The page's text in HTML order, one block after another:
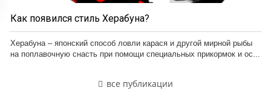
Как появился стиль Херабуна?
Херабуна – японский способ ловли карася и другой мирной рыбы
на поплавочную снасть при помощи специальных прикормок и ос...
все публикации